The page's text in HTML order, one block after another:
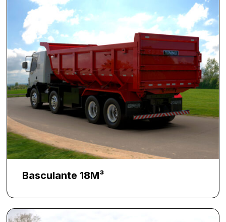
Basculante 18M³